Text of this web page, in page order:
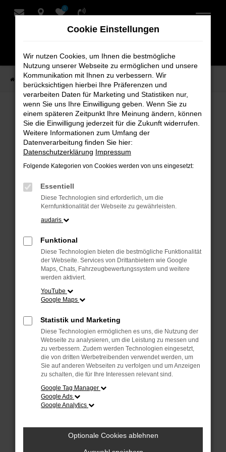
Zum
0
Startseite Verkauf Fahrzeug-Showroom
Fahrzeug-Showroom
Beim Laden ist ein Fehler aufgetreten.
Hier sind ein paar Tipps, die dir helfen können:
Überprüfe deine Firewall und deine
Internetverbindung.
Laden andere Webseiten, zum Beispiel
deine Suchmaschine?
Prüfe deine Browsererweiterungen.
Manche Erweiterungen, wie Werbeblocker,
können das Laden bestimmter Seiten
verhindern. Funktioniert die Seite in einem
anderen Browser oder in einem privaten
Fenster?
Starte dein Gerät neu.
Das kann manchmal helfen,
vorübergehende Probleme zu beheben.
Stelle sicher, dass dein Browser und dein
Betriebssystem auf dem neuesten Stand
Veraltete Software birgt nicht nur ein
Cookie Einstellungen
Wir nutzen Cookies, um Ihnen die bestmögliche
Nutzung unserer Webseite zu ermöglichen und unsere
Kommunikation mit Ihnen zu verbessern. Wir
berücksichtigen hierbei Ihre Präferenzen und
verarbeiten Daten für Marketing und Statistiken nur,
wenn Sie uns Ihre Einwilligung geben. Wenn Sie zu
einem späteren Zeitpunkt Ihre Meinung ändern, können
Sie die Einwilligung jederzeit für die Zukunft widerrufen.
Weitere Informationen zum Umfang der
Datenverarbeitung finden Sie hier:
Datenschutzerklärung Impressum
Folgende Kategorien von Cookies werden von uns eingesetzt:
Essentiell
Diese Technologien sind erforderlich, um die
Kernfunktionalität der Webseite zu gewährleisten.
audaris
Funktional
Diese Technologien bieten die bestmögliche Funktionalität
der Webseite. Services von Drittanbietern wie Google
Maps, Chats, Fahrzeugbewertungssystem und weitere
werden aktiviert.
YouTube
Google Maps
Statistik und Marketing
Diese Technologien ermöglichen es uns, die Nutzung der
Webseite zu analysieren, um die Leistung zu messen und
zu verbessern. Zudem werden Technologien eingesetzt,
die von dritten Werbetreibenden verwendet werden, um
Sie auf anderen Webseiten zu verfolgen und um Anzeigen
zu schalten, die für Ihre Interessen relevant sind.
Google Tag Manager
Google Ads
Google Analytics
Optionale Cookies ablehnen